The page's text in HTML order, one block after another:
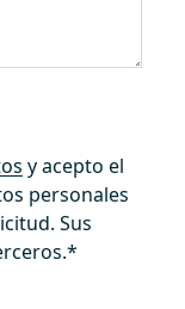
y acepto el
personales
Sus
*